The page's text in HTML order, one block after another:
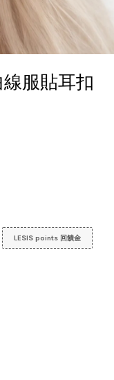
服貼耳扣
LESIS points 回饋金